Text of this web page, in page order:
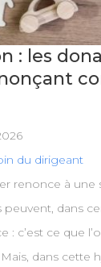
: les
du dirigeant
renonce à une
dans
: c’est ce que
dans cette